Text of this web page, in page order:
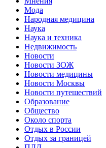
Мода
Народная медицина
Наука
Наука и техника
Недвижимость
Новости
Новости ЗОЖ
Новости медицины
Новости Москвы
Новости путешествий
Образование
Общество
Около спорта
Отдых в России
Отдых за границей